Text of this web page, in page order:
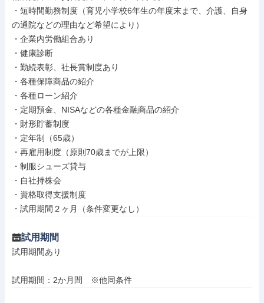
・短時間勤務制度（育児小学校6年生の年度末まで、介護、自身
の通院などの理由など希望により）
・企業内労働組合あり
・健康診断
・勤続表彰、社長賞制度あり
・各種保障商品の紹介
・各種ローン紹介
・定期預金、NISAなどの各種金融商品の紹介
・財形貯蓄制度
・定年制（65歳）
・再雇用制度（原則70歳までが上限）
・制服シューズ貸与
・自社持株会
・資格取得支援制度
・試用期間２ヶ月（条件変更なし）
試用期間
試用期間あり
試用期間：2か月間　※他同条件